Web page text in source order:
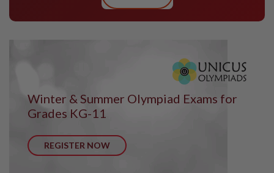
Winter & Summer Olympiad Exams for
Grades KG-11
REGISTER NOW